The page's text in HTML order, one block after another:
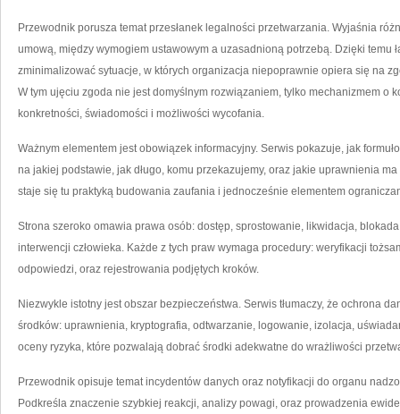
Przewodnik porusza temat przesłanek legalności przetwarzania. Wyjaśnia
umową, między wymogiem ustawowym a uzasadnioną potrzebą. Dzięki temu
zminimalizować sytuacje, w których organizacja niepoprawnie opiera się na
W tym ujęciu zgoda nie jest domyślnym rozwiązaniem, tylko mechanizmem o
konkretności, świadomości i możliwości wycofania.
Ważnym elementem jest obowiązek informacyjny. Serwis pokazuje, jak
na jakiej podstawie, jak długo, komu przekazujemy, oraz jakie uprawnienia
staje się tu praktyką budowania zaufania i jednocześnie elementem
Strona szeroko omawia prawa osób: dostęp, sprostowanie, likwidacja,
interwencji człowieka. Każde z tych praw wymaga procedury: weryfikacji
odpowiedzi, oraz rejestrowania podjętych kroków.
Niezwykle istotny jest obszar bezpieczeństwa. Serwis tłumaczy, że ochrona
środków: uprawnienia, kryptografia, odtwarzanie, logowanie, izolacja,
oceny ryzyka, które pozwalają dobrać środki adekwatne do wrażliwości
Przewodnik opisuje temat incydentów danych oraz notyfikacji do organu
Podkreśla znaczenie szybkiej reakcji, analizy powagi, oraz prowadzenia